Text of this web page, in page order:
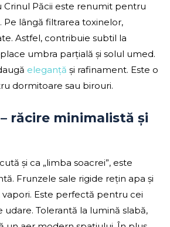
Crinul Păcii este renumit pentru
Pe lângă filtrarea toxinelor,
Astfel, contribuie subtil la
umbra parțială și solul umed.
eleganță și rafinament. Este o
dormitoare sau birouri.
răcire minimalistă și
și ca „limba soacrei”, este
Frunzele sale rigide rețin apa și
Este perfectă pentru cei
udare. Tolerantă la lumină slabă,